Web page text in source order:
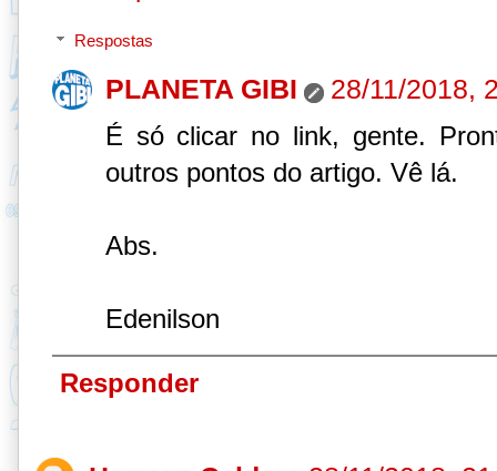
Respostas
PLANETA GIBI 28/11/2018,
É só clicar no link, gente.
outros pontos do artigo. Vê lá.
Abs.
Edenilson
Responder